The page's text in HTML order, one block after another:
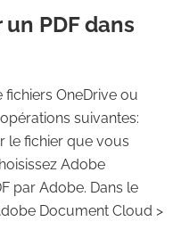
PDF dans
OneDrive ou
suivantes:
le fichier que vous
Adobe
par Adobe. Dans le
Document Cloud >